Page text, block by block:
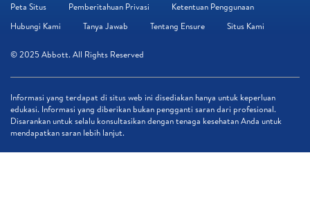
Peta Situs Pemberitahuan Privasi
Ketentuan Penggunaan
Hubungi Kami
Tanya Jawab Tentang Ensure Situs Kami
© 2025 Abbott. All Rights Reserved
Informasi yang terdapat di situs web ini disediakan hanya untuk keperluan
edukasi. Informasi yang diberikan bukan pengganti saran dari profesional.
Disarankan untuk selalu konsultasikan dengan tenaga kesehatan Anda untuk
mendapatkan saran lebih lanjut.